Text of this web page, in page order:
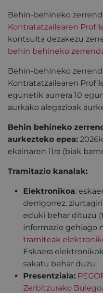
Behin-behineko
Kontratatzailearen
kontsulta dezakezu
behin behineko
Behin-behineko
Kontratatzailearen
egunetik aurrera 10
aurkako alegazioak
Behin behineko
aurkezteko epea:
ekainaren 11ra (biak
Tramitazio kanalak:
Elektronikoa:
derrigorrez,
eduki behar dituzu
informazio gehiago
tramiteak
Eskaera
sakatu behar duzu.
Presentziala:
Zerbitzurako